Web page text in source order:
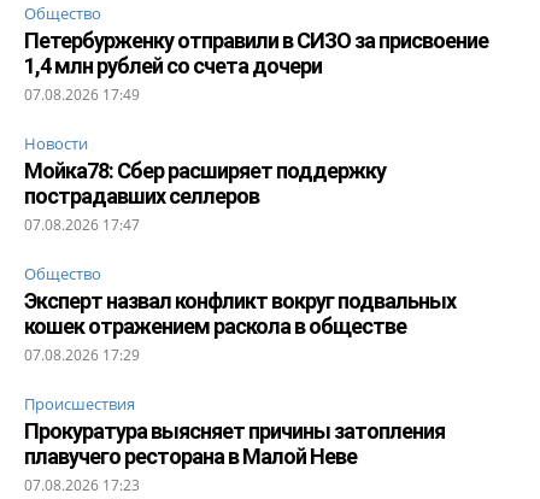
Общество
Петербурженку отправили в СИЗО за присвоение
1,4 млн рублей со счета дочери
07.08.2026 17:49
Новости
Мойка78: Сбер расширяет поддержку
пострадавших селлеров
07.08.2026 17:47
Общество
Эксперт назвал конфликт вокруг подвальных
кошек отражением раскола в обществе
07.08.2026 17:29
Происшествия
Прокуратура выясняет причины затопления
плавучего ресторана в Малой Неве
07.08.2026 17:23